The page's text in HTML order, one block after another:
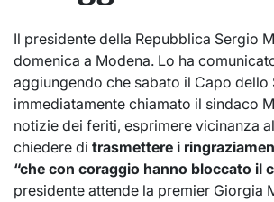
Il presidente della Repubblica Sergio
domenica a Modena. Lo ha
aggiungendo che sabato il Capo dello
immediatamente chiamato il sindaco
notizie dei feriti, esprimere vicinanza
chiedere di trasmettere i
“che con coraggio hanno bloccato il
presidente attende la premier Giorgia